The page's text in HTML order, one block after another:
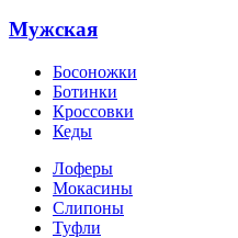
Мужская
Босоножки
Ботинки
Кроссовки
Кеды
Лоферы
Мокасины
Слипоны
Туфли